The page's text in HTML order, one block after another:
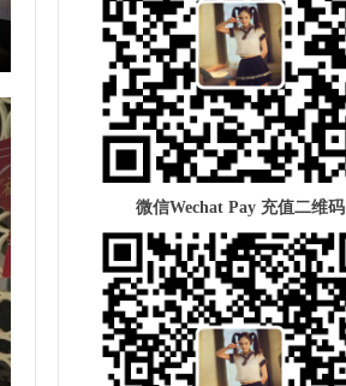
微信Wechat Pay 充值二维码